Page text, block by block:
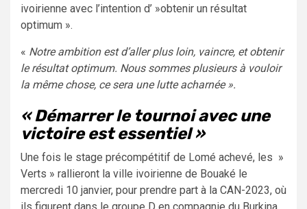
ivoirienne avec l’intention d’ »obtenir un résultat
optimum ».
« Notre ambition est d’aller plus loin, vaincre, et obtenir
le résultat optimum. Nous sommes plusieurs à vouloir
la même chose, ce sera une lutte acharnée ».
« Démarrer le tournoi avec une
victoire est essentiel »
Une fois le stage précompétitif de Lomé achevé, les »
Verts » rallieront la ville ivoirienne de Bouaké le
mercredi 10 janvier, pour prendre part à la CAN-2023, où